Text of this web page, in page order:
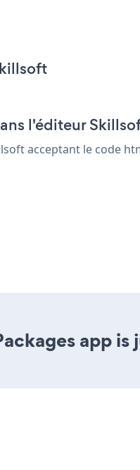
l'éditeur
acceptant le code
app is